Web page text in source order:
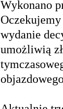
Wykonano
wydanie
umożliwią